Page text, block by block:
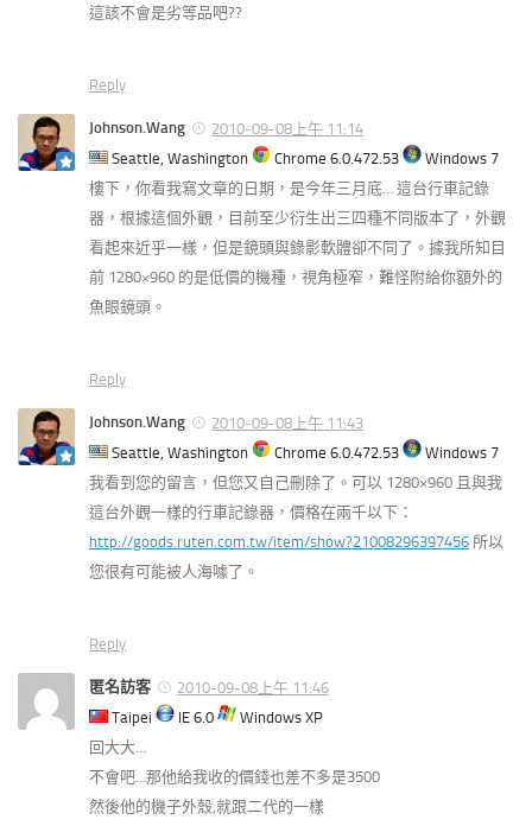
這該不會是劣等品吧??
Reply
Johnson.Wang
2010-09-08上午 11:14
Seattle, Washington
Chrome 6.0.472.53
Windows 7
樓下，你看我寫文章的日期，是今年三月底… 這台行車記錄
器，根據這個外觀，目前至少衍生出三四種不同版本了，外觀
看起來近乎一樣，但是鏡頭與錄影軟體卻不同了。據我所知目
前 1280×960 的是低價的機種，視角極窄，難怪附給你額外的
魚眼鏡頭。
Reply
Johnson.Wang
2010-09-08上午 11:43
Seattle, Washington
Chrome 6.0.472.53
Windows 7
我看到您的留言，但您又自己刪除了。可以 1280×960 且與我
這台外觀一樣的行車記錄器，價格在兩千以下：
http://goods.ruten.com.tw/item/show?21008296397456 所以
您很有可能被人海噱了。
Reply
匿名訪客
2010-09-08上午 11:46
Taipei
IE 6.0
Windows XP
回大大…
不會吧…那他給我收的價錢也差不多是3500
然後他的機子外殼,就跟二代的一樣